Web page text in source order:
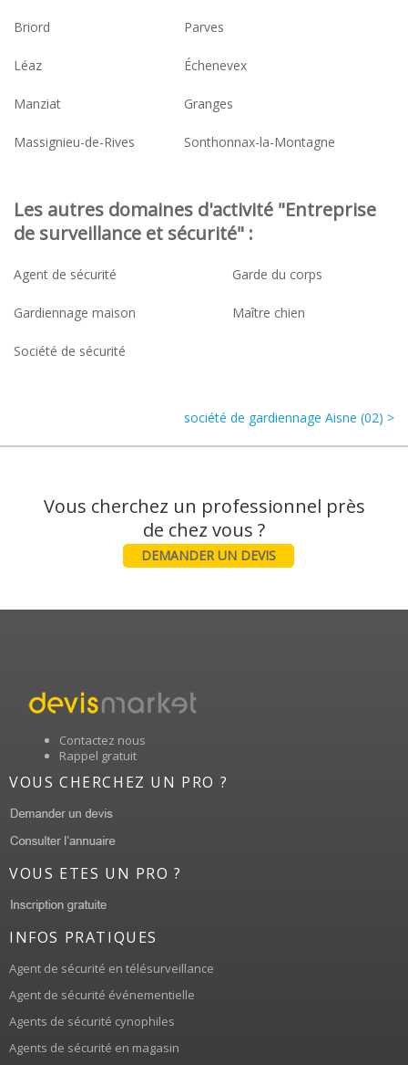
Briord Parves
Léaz Échenevex
Manziat Granges
Massignieu-de-Rives Sonthonnax-la-Montagne
Les autres domaines d'activité "Entreprise
de surveillance et sécurité" :
Agent de sécurité Garde du corps
Gardiennage maison Maître chien
Société de sécurité
société de gardiennage Aisne (02) >
Vous cherchez un professionnel près
DEMANDER UN DEVIS
Contactez nous
Rappel gratuit
VOUS CHERCHEZ UN PRO ?
VOUS ETES UN PRO ?
INFOS PRATIQUES
Agent de sécurité en télésurveillance
Agent de sécurité événementielle
Agents de sécurité cynophiles
Agents de sécurité en magasin